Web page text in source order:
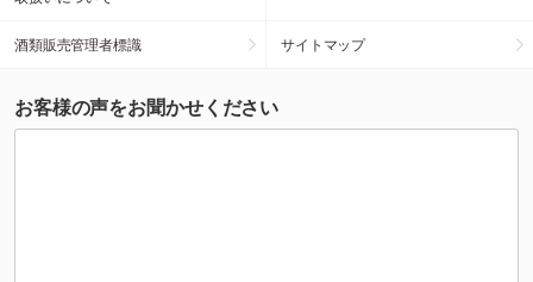
酒類販売管理者標識 サイトマップ
お客様の声をお聞かせください